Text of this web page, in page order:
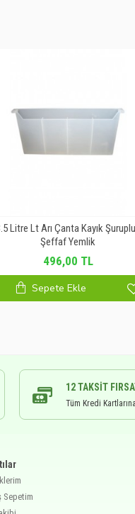
Litre Lt Arı Çanta Kayık
Şeffaf Yemlik
496,00 TL
Sepete Ekle
12 TAKSIT
Tüm Kredi
Sepetim